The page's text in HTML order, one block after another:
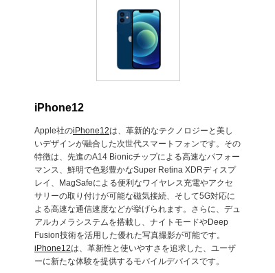
iPhone12
Apple社のiPhone12は、革新的なテクノロジーと美し
いデザインが融合した次世代スマートフォンです。その
特徴は、先進のA14 Bionicチップによる高速なパフォー
マンス、鮮明で色彩豊かなSuper Retina XDRディスプ
レイ、MagSafeによる便利なワイヤレス充電やアクセ
サリーの取り付けが可能な磁気接続、そして5G対応に
よる高速な通信速度などが挙げられます。さらに、デュ
アルカメラシステムを搭載し、ナイトモードやDeep
Fusion技術を活用した優れた写真撮影が可能です。
iPhone12は、革新性と使いやすさを追求した、ユーザ
ーに新たな体験を提供するモバイルデバイスです。